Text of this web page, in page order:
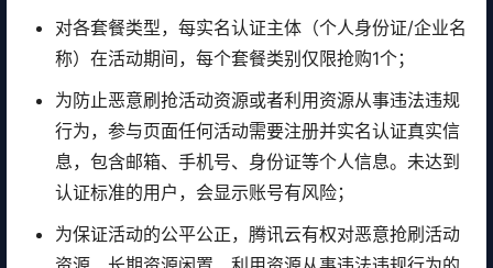
对各套餐类型，每实名认证主体（个人身份证/企业名
称）在活动期间，每个套餐类别仅限抢购1个；
为防止恶意刷抢活动资源或者利用资源从事违法违规
行为，参与页面任何活动需要注册并实名认证真实信
息，包含邮箱、手机号、身份证等个人信息。未达到
认证标准的用户，会显示账号有风险；
为保证活动的公平公正，腾讯云有权对恶意抢刷活动